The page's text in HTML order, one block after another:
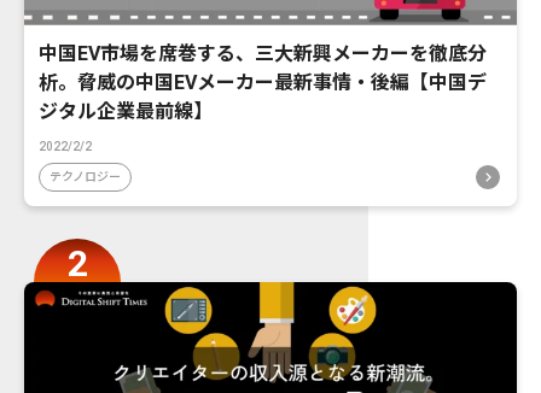
中国EV市場を席巻する、三大新興メーカーを徹底分
析。脅威の中国EVメーカー最新事情・後編【中国デ
ジタル企業最前線】
2022/2/2
テクノロジー